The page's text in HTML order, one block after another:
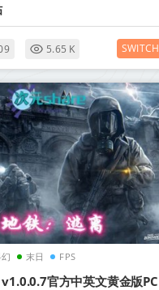
5.65 K SWITCH
末日 FPS
官方中英文黄金版PC